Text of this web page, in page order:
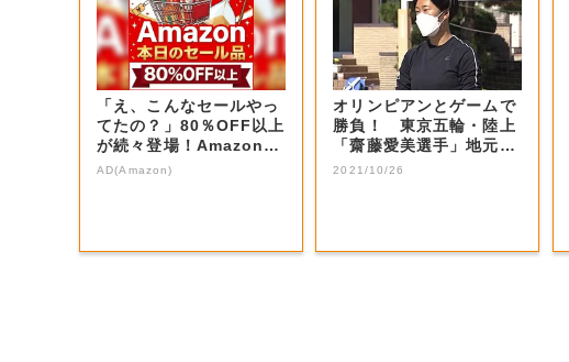
「え、こんなセールやっ
てたの？」80％OFF以上
が続々登場！Amazonの
本気が...
AD(Amazon)
オリンピアンとゲームで
勝負！ 東京五輪・陸上
「齋藤愛美選手」地元凱
旋 小学生大興...
2021/10/26